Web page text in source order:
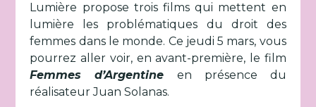
Lumière propose trois films qui mettent en
lumière les problématiques du droit des
femmes dans le monde. Ce jeudi 5 mars, vous
pourrez aller voir, en avant-première, le film
Femmes d’Argentine en présence du
réalisateur Juan Solanas.